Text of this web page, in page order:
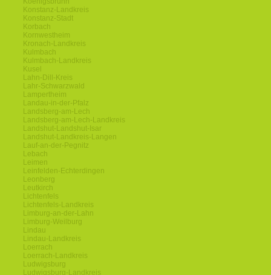
Konstanz-Landkreis
Konstanz-Stadt
Korbach
Kornwestheim
Kronach-Landkreis
Kulmbach
Kulmbach-Landkreis
Kusel
Lahn-Dill-Kreis
Lahr-Schwarzwald
Lampertheim
Landau-in-der-Pfalz
Landsberg-am-Lech
Landsberg-am-Lech-Landkreis
Landshut-Landshut-Isar
Landshut-Landkreis-Langen
Lauf-an-der-Pegnitz
Lebach
Leimen
Leinfelden-Echterdingen
Leonberg
Leutkirch
Lichtenfels
Lichtenfels-Landkreis
Limburg-an-der-Lahn
Limburg-Weilburg
Lindau
Lindau-Landkreis
Loerrach
Loerrach-Landkreis
Ludwigsburg
Ludwigsburg-Landkreis